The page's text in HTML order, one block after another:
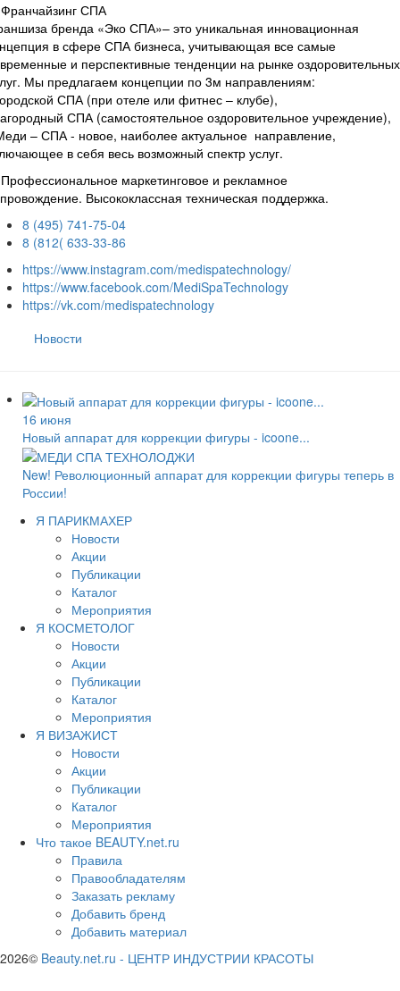
СПА
бренда «Эко СПА»– это уникальная инновационная
в сфере СПА бизнеса, учитывающая все самые
и перспективные тенденции на рынке оздоровительных
Мы предлагаем концепции по 3м направлениям:
СПА (при отеле или фитнес – клубе),
СПА (самостоятельное оздоровительное учреждение),
– СПА - новое, наиболее актуальное направление,
в себя весь возможный спектр услуг.
маркетинговое и рекламное
Высококлассная техническая поддержка.
8 (495) 741-75-04
8 (812( 633-33-86
https://www.instagram.com/medispatechnology/
https://www.facebook.com/MediSpaTechnology
https://vk.com/medispatechnology
Новости
16 июня
Новый аппарат для коррекции фигуры - icoone...
New! Революционный аппарат для коррекции фигуры теперь в
России!
Я ПАРИКМАХЕР
Новости
Акции
Публикации
Каталог
Мероприятия
Я КОСМЕТОЛОГ
Новости
Акции
Публикации
Каталог
Мероприятия
Я ВИЗАЖИСТ
Новости
Акции
Публикации
Каталог
Мероприятия
Что такое BEAUTY.net.ru
Правила
Правообладателям
Заказать рекламу
Добавить бренд
Добавить материал
2026© Beauty.net.ru - ЦЕНТР ИНДУСТРИИ КРАСОТЫ